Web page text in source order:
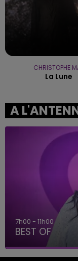
CHRISTOPHE
La Lune
A
7h00 - 11h00
BEST OF